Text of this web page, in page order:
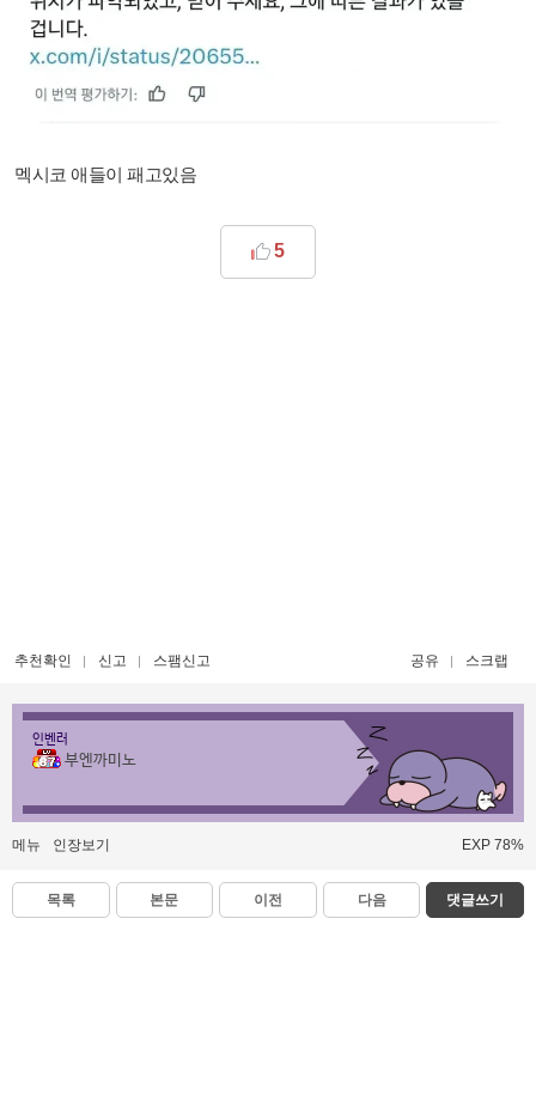
멕시코 애들이 패고있음
5
추천확인 신고 스팸신고 공유 스크랩
인벤러
부엔까미노
메뉴 인장보기 EXP 78%
목록 본문 이전 다음 댓글쓰기